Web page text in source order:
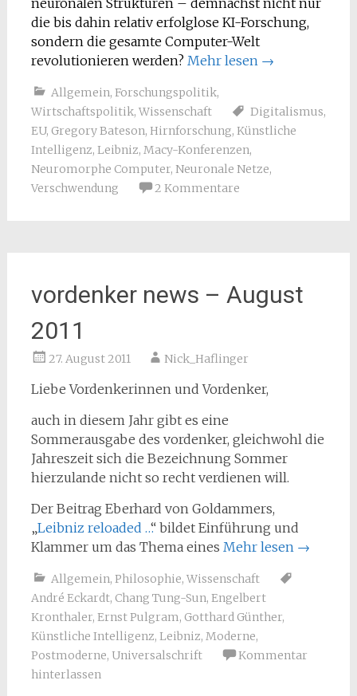
neuronalen Strukturen – demnächst nicht nur
die bis dahin relativ erfolglose KI-Forschung,
sondern die gesamte Computer-Welt
revolutionieren werden? Mehr lesen →
Allgemein, Forschungspolitik,
Wirtschaftspolitik, Wissenschaft Digitalismus,
EU, Gregory Bateson, Hirnforschung, Künstliche
Intelligenz, Leibniz, Macy-Konferenzen,
Neuromorphe Computer, Neuronale Netze,
Verschwendung
2 Kommentare
vordenker news – August
2011
27. August 2011 Nick_Haflinger
Liebe Vordenkerinnen und Vordenker,
auch in diesem Jahr gibt es eine
Sommerausgabe des vordenker, gleichwohl die
Jahreszeit sich die Bezeichnung Sommer
hierzulande nicht so recht verdienen will.
Der Beitrag Eberhard von Goldammers,
„Leibniz reloaded …“ bildet Einführung und
Klammer um das Thema eines Mehr lesen →
Allgemein, Philosophie, Wissenschaft
André Eckardt, Chang Tung-Sun, Engelbert
Kronthaler, Ernst Pulgram, Gotthard Günther,
Künstliche Intelligenz, Leibniz, Moderne,
Postmoderne, Universalschrift
Kommentar
hinterlassen